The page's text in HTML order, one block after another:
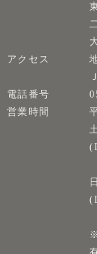
アクセス
電話番号
営業時間